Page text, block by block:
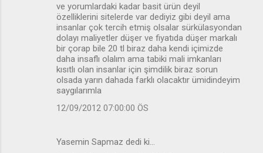
ve yorumlardaki kadar basit ürün deyil
özelliklerini sitelerde var dediyiz gibi deyil ama
insanlar çok tercih etmiş olsalar sürkülasyondan
dolayı maliyetler düşer ve fiyatıda düşer markalı
bir çorap bile 20 tl biraz daha kendi içimizde
daha insaflı olalım ama tabiki mali imkanları
kısıtlı olan insanlar için şimdilik biraz sorun
olsada yarın dahada farklı olacaktır ümidindeyim
saygılarımla
12/09/2012 07:00:00 ÖS
Yasemin Sapmaz dedi ki…